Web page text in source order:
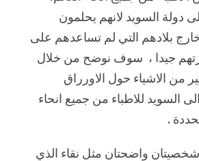
دولة السويد لانهم يحلمون
بلادهم التي لم تساعدهم على
جيدا ، سوف نوضح من خلال
من الاشياء حول الاورراق
السويد للاطباء من جميع انحاء
.
واضحتان مثل نقاء الذي